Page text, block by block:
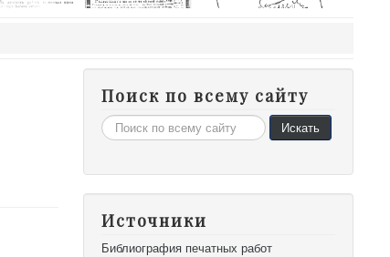
Поиск по всему сайту
Искать... Искать
Источники
Библиография печатных работ